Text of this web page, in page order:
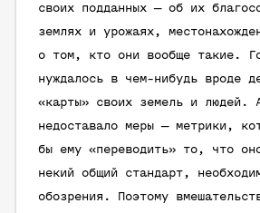
своих подданных — об их
землях и урожаях,
о том, кто они вообще такие.
нуждалось в чем-нибудь вроде
«карты» своих земель и людей.
недоставало меры — метрики,
бы ему «переводить» то, что
некий общий стандарт,
обозрения. Поэтому